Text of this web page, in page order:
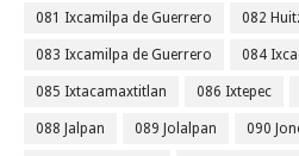
081 Ixcamilpa de Guerrero 082
083 Ixcamilpa de Guerrero 084
085 Ixtacamaxtitlan 086 Ixtepec
088 Jalpan 089 Jolalpan 090